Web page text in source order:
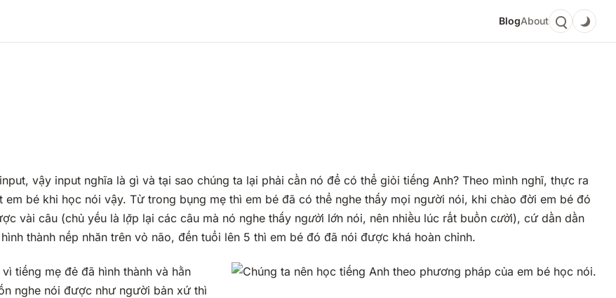
BlogAbout
vậy input nghĩa là gì và tại sao chúng ta lại phải cần nó để có thể giỏi tiếng Anh? Theo mình nghĩ, thực ra
bé khi học nói vậy. Từ trong bụng mẹ thì em bé đã có thể nghe thấy mọi người nói, khi chào đời em bé đó
vài câu (chủ yếu là lặp lại các câu mà nó nghe thấy người lớn nói, nên nhiều lúc rất buồn cười), cứ dần dần
thành nếp nhăn trên vỏ não, đến tuổi lên 5 thì em bé đó đã nói được khá hoàn chỉnh.
tiếng mẹ đẻ đã hình thành và hằn
nghe nói được như người bản xứ thì